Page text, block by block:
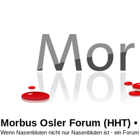
Morbus Osler Forum (HHT)
Wenn Nasenbluten nicht nur Nasenbluten ist - ein